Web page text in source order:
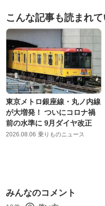
こんな記事も読まれ
東京メトロ銀座線・丸ノ内線
が大増発！ ついにコロナ禍
前の水準に 9月ダイヤ改正
2026.08.06 乗りものニュース
みんなのコメント